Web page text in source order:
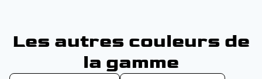
Les autres couleurs de
la gamme